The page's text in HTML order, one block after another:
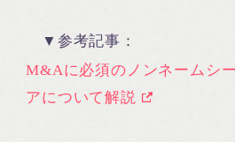
▼参考記事：
M&Aに必須のノンネームシ
アについて解説